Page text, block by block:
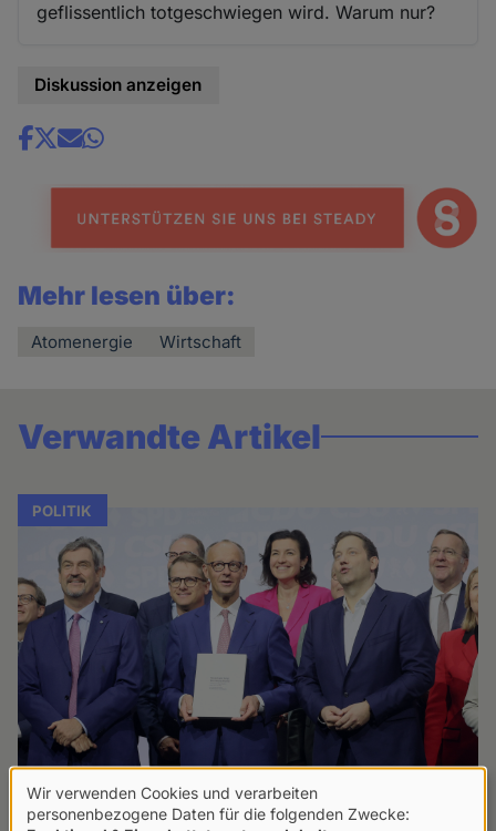
geflissentlich totgeschwiegen wird. Warum nur?
Diskussion anzeigen
Share
news
Mehr lesen über:
Atomenergie Wirtschaft
Verwandte Artikel
POLITIK
Verwendung
Wir verwenden Cookies und verarbeiten
personenbezogene Daten für die folgenden Zwecke: